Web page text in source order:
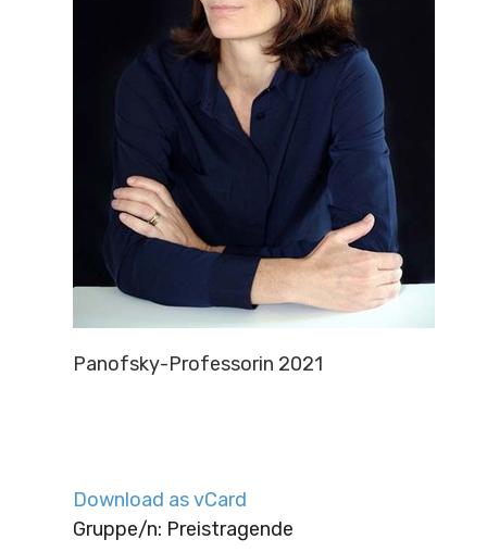
Panofsky-Professorin 2021
Download as vCard
Gruppe/n: Preistragende